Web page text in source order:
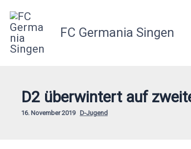
Zum
Inhalt
springen
FC Germania Singen
D2 überwintert auf
16. November 2019 D-Jugend